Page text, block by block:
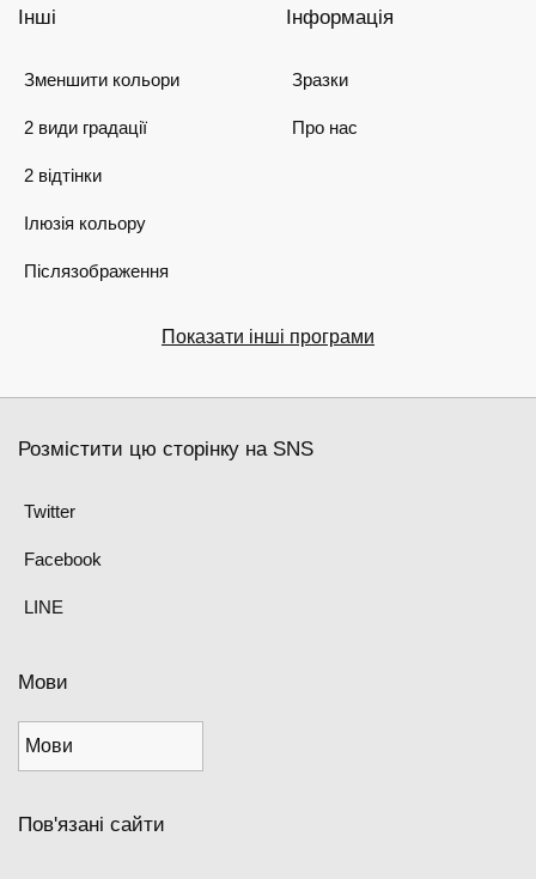
Інші
Зменшити кольори
2 види градації
2 відтінки
Ілюзія кольору
Післязображення
Інформація
Зразки
Про нас
Показати інші програми
Розмістити цю сторінку на SNS
Twitter
Facebook
LINE
Мови
Пов'язані сайти